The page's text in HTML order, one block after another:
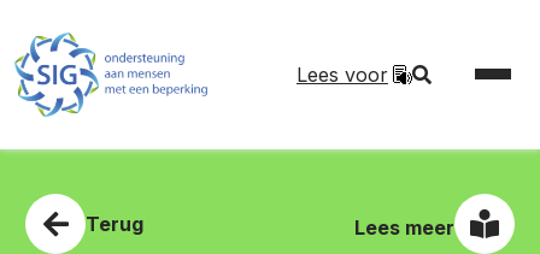
Lees voor
Terug Lees meer